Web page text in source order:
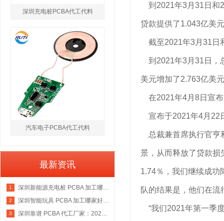
到2021年3月31日和
贷款提供了1.043亿美
截至2021年3月31日
到2021年3月31日，
美元增加了2.763亿美
在2021年4月8日宣布
宣布于2021年4月22
总裁兼首席执行官亨
景，从而释放了贷款损
1.74％，我们继续成功
队的结果是，他们在
“我们2021年第一季
深圳充电桩PCBA代工代料
汽车电子PCBA代工代料
最新资讯
1 深圳新能源充电桩 PCBA 加工哪家好：2026 权威选型指南
2 深圳智能玩具 PCBA 加工哪家好：2026 权威选型指南
3 深圳靠谱 PCBA 代工厂家：2026 年权威选型指南